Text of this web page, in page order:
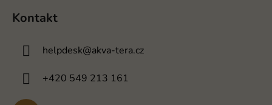
Kontakt
helpdesk@akva-tera.cz
+420 549 213 161